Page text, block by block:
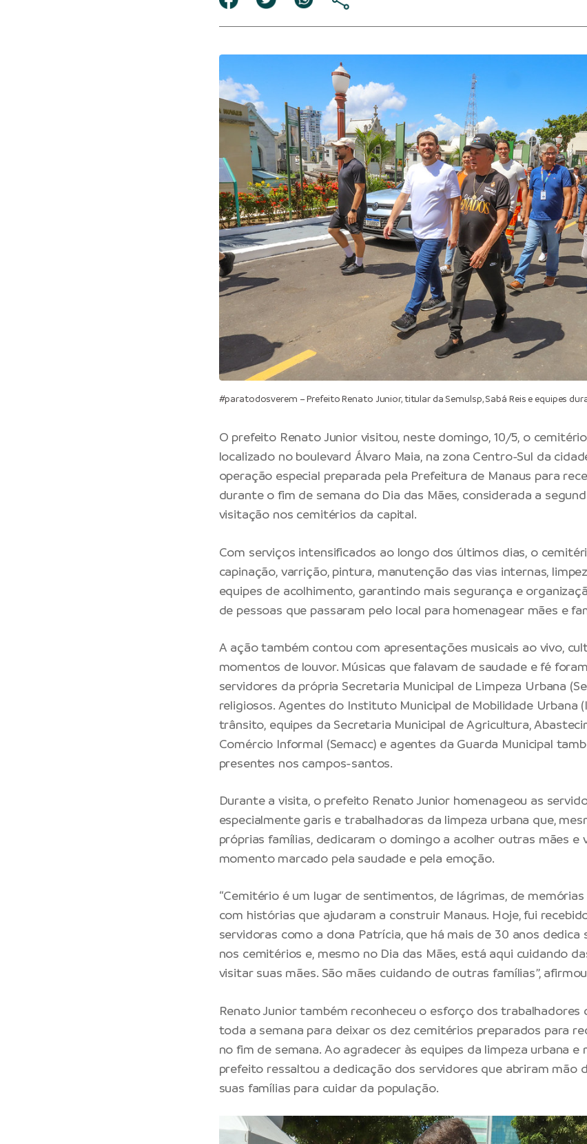
#paratodosverem – Prefeito Renato Junior, titular da Semulsp, Sabá Reis e equipes
O prefeitoRenato Junior visitou, neste domingo, 10/5, o
localizado no boulevard Álvaro Maia, na zona Centro-Sul da
operação especial preparada pela Prefeitura de Manaus para
durante o fim de semana do Dia das Mães, considerada a
visitação nos cemitérios da capital.
Com serviços intensificados ao longo dos últimos dias, o
capinação, varrição, pintura, manutenção das vias internas,
equipes de acolhimento, garantindo mais segurança e
de pessoas que passaram pelo local para homenagear mães e
A ação também contou com apresentações musicais ao vivo,
momentos de louvor. Músicas que falavam de saudade e fé
servidores da própriaSecretaria Municipal de Limpeza Urbana
religiosos. Agentes do Instituto Municipal de Mobilidade Urbana
trânsito, equipes daSecretaria Municipal de Agricultura,
Comércio Informal (Semacc) e agentes da Guarda Municipal
presentes nos campos-santos.
Durante a visita, o prefeito Renato Junior homenageou as
especialmente garis e trabalhadoras da limpeza urbana que,
próprias famílias, dedicaram o domingo a acolher outras mães e
momento marcado pela saudade e pela emoção.
“Cemitério é um lugar de sentimentos, de lágrimas, de
com histórias que ajudaram a construir Manaus. Hoje, fui
servidoras como a dona Patrícia, que há mais de 30 anos dedica
nos cemitérios e, mesmo no Dia das Mães, está aqui cuidando
visitar suas mães. São mães cuidando de outras famílias”,
Renato Junior também reconheceu o esforço dos
toda a semana para deixar os dez cemitérios preparados para
no fim de semana. Ao agradecer às equipes da limpeza urbana e
prefeito ressaltou a dedicação dos servidores que abriram mão
suas famílias para cuidar da população.